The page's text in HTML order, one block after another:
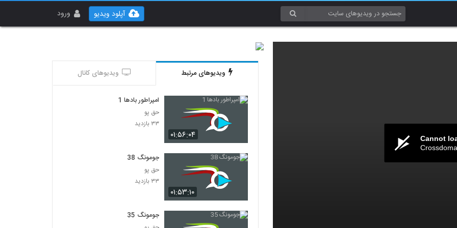
ورود آپلود ویدیو
Cannot
ویدیوهای مرتبط ویدیوهای کانال
۰۱:۵۶:۰۴
امپراطور بادها 1
حق پو
۳۳ بازدید
۰۱:۵۳:۱۰
جومونگ 38
حق پو
۳۳ بازدید
جومونگ 35